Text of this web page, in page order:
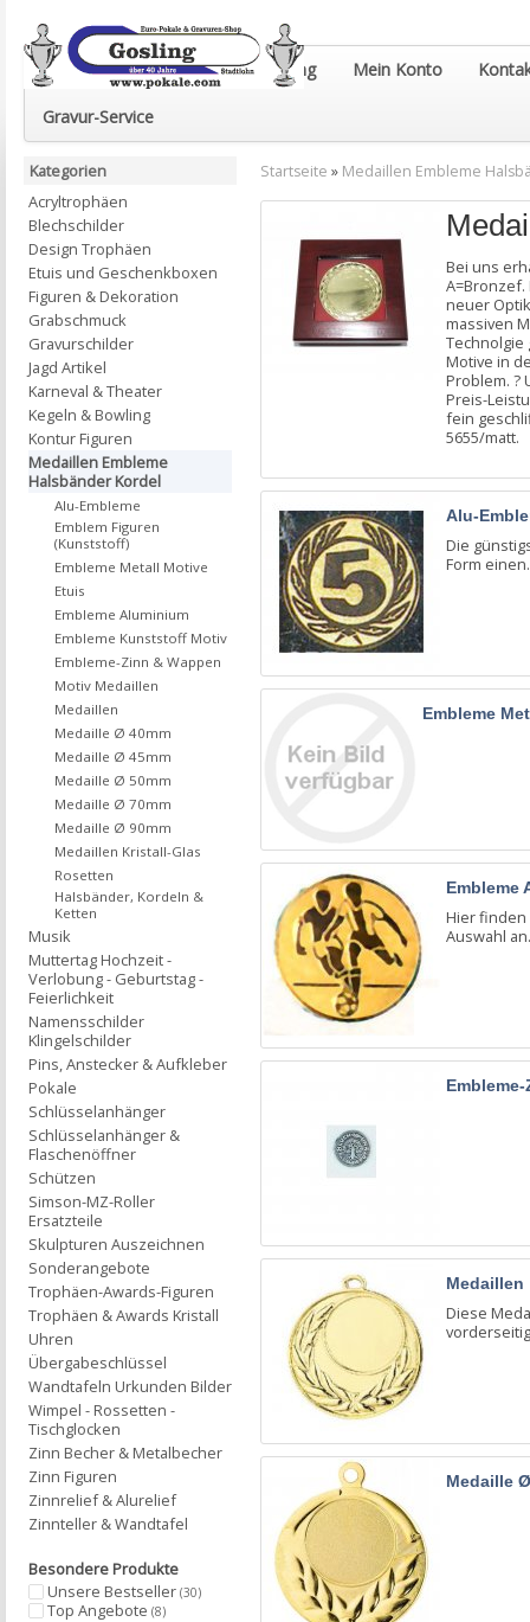
Euro-Pokale & Gravur-Shop Gosling Mein Konto
Gravur-Service
Startseite » Medaillen Embleme
Bei uns
neuer
massiven
Technolgie
Motive in
Problem. ?
Preis-
fein
5655/matt.
Alu-
Die
Form
Embleme
Embleme
Hier
Auswahl
Medaillen
Diese
Medaille
Kategorien
Acryltrophäen
Blechschilder
Design Trophäen
Etuis und Geschenkboxen
Figuren & Dekoration
Grabschmuck
Gravurschilder
Jagd Artikel
Karneval & Theater
Kegeln & Bowling
Kontur Figuren
Medaillen Embleme
Halsbänder Kordel
Alu-Embleme
Emblem Figuren
(Kunststoff)
Embleme Metall Motive
Etuis
Embleme Aluminium
Embleme Kunststoff Motiv
Embleme-Zinn & Wappen
Motiv Medaillen
Medaillen
Medaille Ø 40mm
Medaille Ø 45mm
Medaille Ø 50mm
Medaille Ø 70mm
Medaille Ø 90mm
Medaillen Kristall-Glas
Rosetten
Halsbänder, Kordeln &
Ketten
Musik
Muttertag Hochzeit -
Verlobung - Geburtstag -
Feierlichkeit
Namensschilder
Klingelschilder
Pins, Anstecker & Aufkleber
Pokale
Schlüsselanhänger
Schlüsselanhänger &
Flaschenöffner
Schützen
Simson-MZ-Roller
Ersatzteile
Skulpturen Auszeichnen
Sonderangebote
Trophäen-Awards-Figuren
Trophäen & Awards Kristall
Uhren
Übergabeschlüssel
Wandtafeln Urkunden Bilder
Wimpel - Rossetten -
Tischglocken
Zinn Becher & Metalbecher
Zinn Figuren
Zinnrelief & Alurelief
Zinnteller & Wandtafel
Besondere Produkte
Unsere Bestseller (30)
Top Angebote (8)